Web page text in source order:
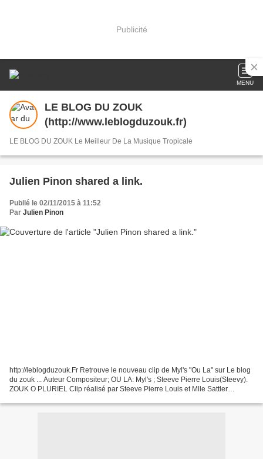
Publicité
MENU
LE BLOG DU ZOUK
(http://www.leblogduzouk.fr)
LE BLOG DU ZOUK Le Meilleur De La Musique Tropicale
Julien Pinon shared a link.
Publié le 02/11/2015 à 11:52
Par Julien Pinon
http://leblogduzouk.Fr Retrouve le nouveau clip de Myl's "Ou La" sur Le blog
du zouk ... Auteur Compositeur; OU LA: Myl's ; Steeve Pierre Louis(Steevy).
ZOUK O PLURIEL Clip réalisé par Steeve Pierre Louis et Mlle Sattler